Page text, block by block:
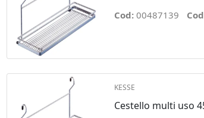
Cod: 00487139
KESSE
Cestello multi uso